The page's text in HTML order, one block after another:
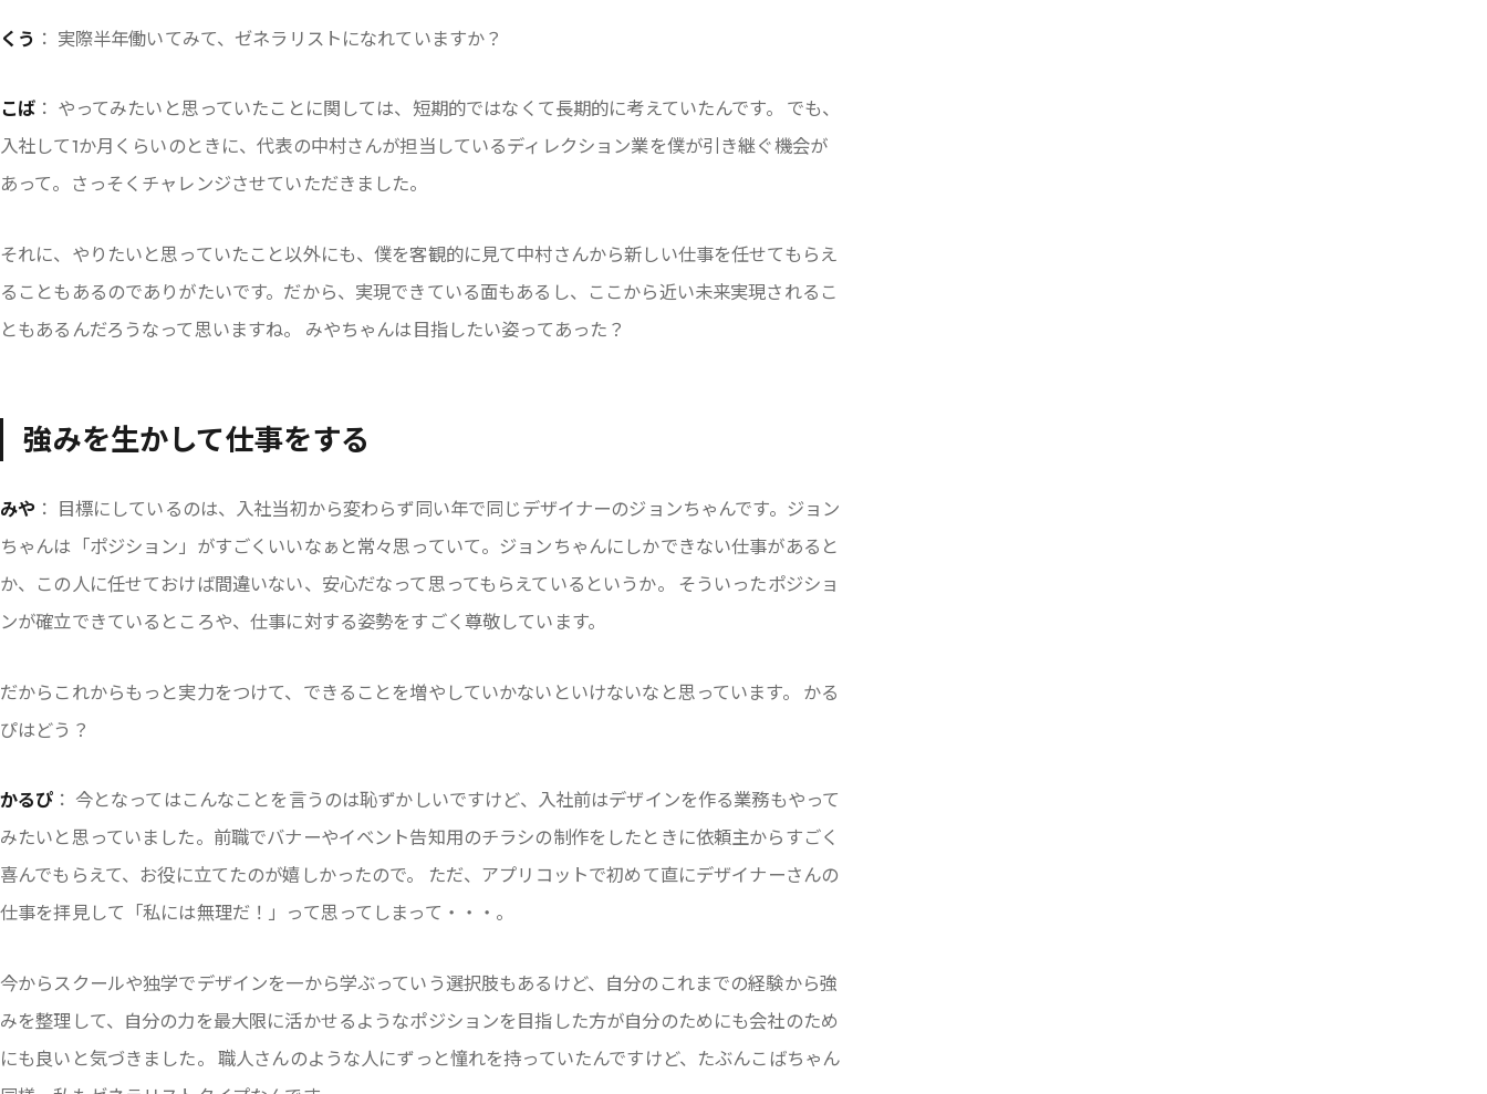
くう ： 実際半年働いてみて、ゼネラリストになれていますか？
こば ： やってみたいと思っていたことに関しては、短期的ではなくて長期的に考えていたんです。 でも、
入社して1か月くらいのときに、代表の中村さんが担当しているディレクション業を僕が引き継ぐ機会が
あって。さっそくチャレンジさせていただきました。
それに、やりたいと思っていたこと以外にも、僕を客観的に見て中村さんから新しい仕事を任せてもらえ
ることもあるのでありがたいです。だから、実現できている面もあるし、ここから近い未来実現されるこ
ともあるんだろうなって思いますね。 みやちゃんは目指したい姿ってあった？
強みを生かして仕事をする
みや ： 目標にしているのは、入社当初から変わらず同い年で同じデザイナーのジョンちゃんです。ジョン
ちゃんは「ポジション」がすごくいいなぁと常々思っていて。ジョンちゃんにしかできない仕事があると
か、この人に任せておけば間違いない、安心だなって思ってもらえているというか。 そういったポジショ
ンが確立できているところや、仕事に対する姿勢をすごく尊敬しています。
だからこれからもっと実力をつけて、できることを増やしていかないといけないなと思っています。 かる
ぴはどう？
かるぴ ： 今となってはこんなことを言うのは恥ずかしいですけど、入社前はデザインを作る業務もやって
みたいと思っていました。前職でバナーやイベント告知用のチラシの制作をしたときに依頼主からすごく
喜んでもらえて、お役に立てたのが嬉しかったので。 ただ、アプリコットで初めて直にデザイナーさんの
仕事を拝見して「私には無理だ！」って思ってしまって・・・。
今からスクールや独学でデザインを一から学ぶっていう選択肢もあるけど、自分のこれまでの経験から強
みを整理して、自分の力を最大限に活かせるようなポジションを目指した方が自分のためにも会社のため
にも良いと気づきました。 職人さんのような人にずっと憧れを持っていたんですけど、たぶんこばちゃん